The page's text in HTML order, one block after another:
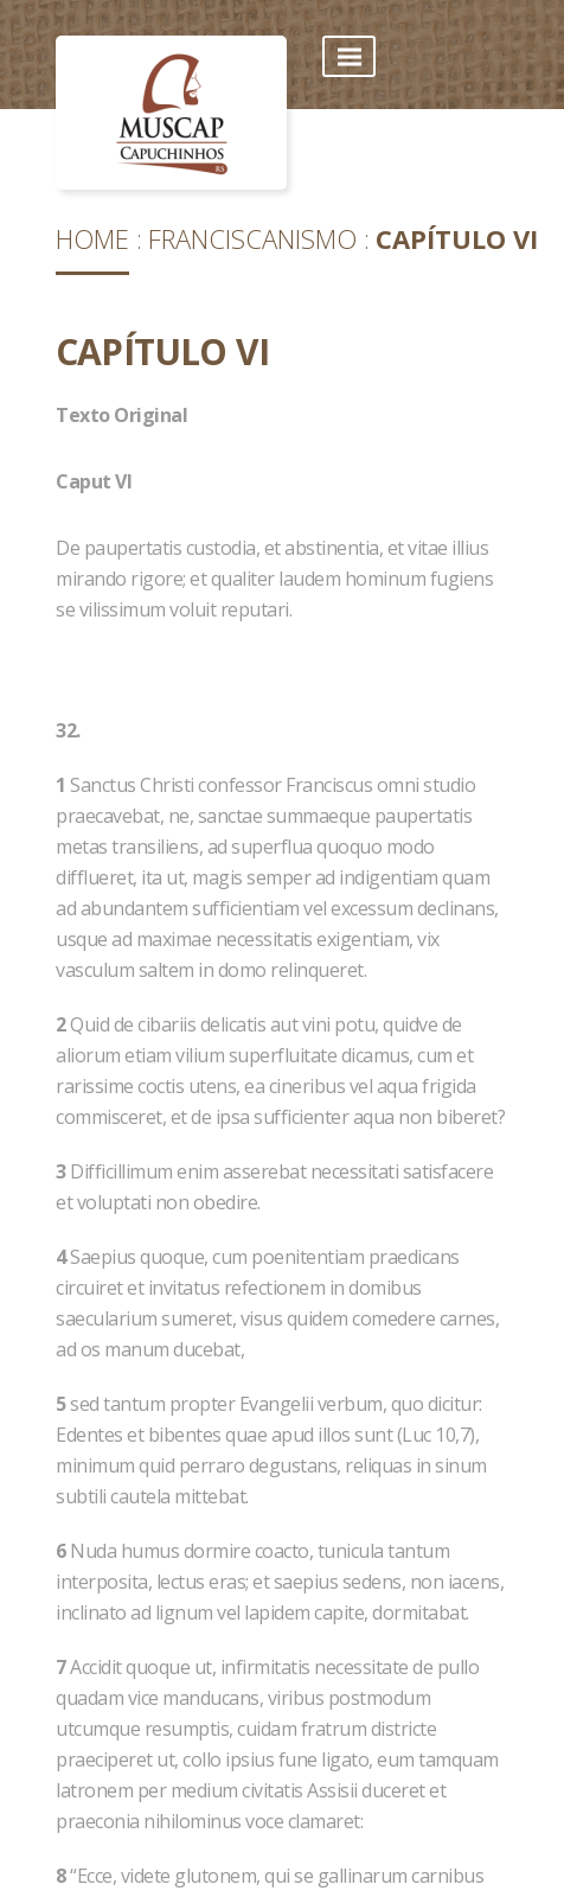
HOME FRANCISCANISMO CAPÍTULO VI
CAPÍTULO VI
Texto Original
Caput VI
De paupertatis custodia, et abstinentia, et vitae illius
mirando rigore; et qualiter laudem hominum fugiens
se vilissimum voluit reputari.
32.
1 Sanctus Christi confessor Franciscus omni studio
praecavebat, ne, sanctae summaeque paupertatis
metas transiliens, ad superflua quoquo modo
difflueret, ita ut, magis semper ad indigentiam quam
ad abundantem sufficientiam vel excessum declinans,
usque ad maximae necessitatis exigentiam, vix
vasculum saltem in domo relinqueret.
2Quid de cibariis delicatis aut vini potu, quidve de
aliorum etiam vilium superfluitate dicamus, cum et
rarissime coctis utens, ea cineribus vel aqua frigida
commisceret, et de ipsa sufficienter aqua non biberet?
3Difficillimum enim asserebat necessitati satisfacere
et voluptati non obedire.
4Saepius quoque, cum poenitentiam praedicans
circuiret et invitatus refectionem in domibus
saecularium sumeret, visus quidem comedere carnes,
ad os manum ducebat,
5sed tantum propter Evangelii verbum, quo dicitur:
Edentes et bibentes quae apud illos sunt (Luc 10,7),
minimum quid perraro degustans, reliquas in sinum
subtili cautela mittebat.
6Nuda humus dormire coacto, tunicula tantum
interposita, lectus eras; et saepius sedens, non iacens,
inclinato ad lignum vel lapidem capite, dormitabat.
7Accidit quoque ut, infirmitatis necessitate de pullo
quadam vice manducans, viribus postmodum
utcumque resumptis, cuidam fratrum districte
praeciperet ut, collo ipsius fune ligato, eum tamquam
latronem per medium civitatis Assisii duceret et
praeconia nihilominus voce clamaret:
8“Ecce, videte glutonem, qui se gallinarum carnibus